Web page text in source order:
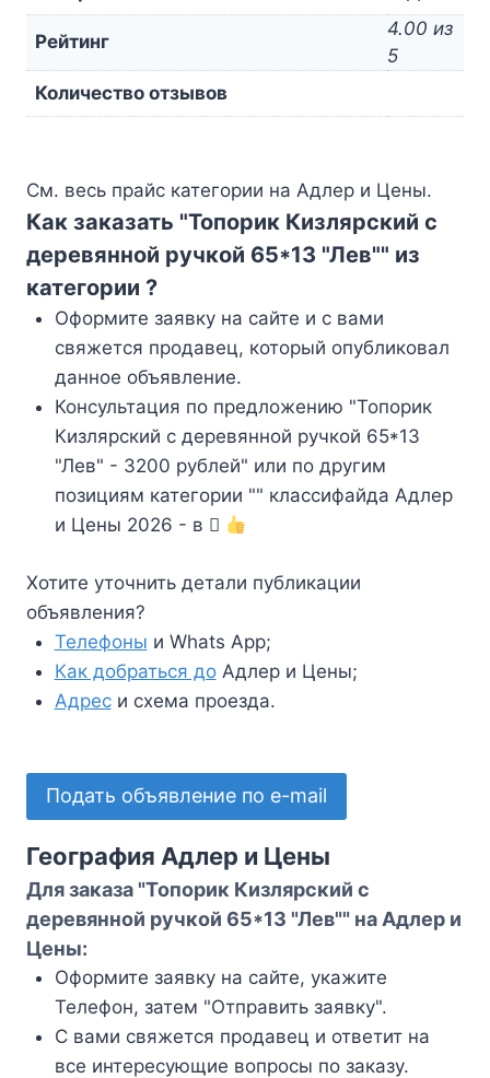
Рейтинг
4.00 из
5
Количество отзывов
См. весь прайс категории на Адлер и Цены.
Как заказать "Топорик Кизлярский с
деревянной ручкой 65*13 "Лев"" из
категории ?
Оформите заявку на сайте и с вами
свяжется продавец, который опубликовал
данное объявление.
Консультация по предложению "Топорик
Кизлярский с деревянной ручкой 65*13
"Лев" - 3200 рублей" или по другим
позициям категории "" классифайда Адлер
и Цены 2026 - в
Хотите уточнить детали публикации
объявления?
Телефоны и Whats App;
Как добраться доАдлер и Цены;
Адреси схема проезда.
Подать объявление по e-mail
География Адлер и Цены
Для заказа "Топорик Кизлярский с
деревянной ручкой 65*13 "Лев"" на Адлер и
Цены:
Оформите заявку на сайте, укажите
Телефон, затем "Отправить заявку".
С вами свяжется продавец и ответит на
все интересующие вопросы по заказу.